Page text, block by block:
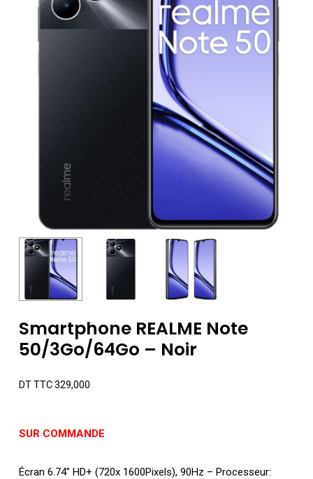
Smartphone REALME Note
50/3Go/64Go – Noir
DT TTC329,000
SUR COMMANDE
Écran 6.74″ HD+ (720x 1600Pixels), 90Hz – Processeur: